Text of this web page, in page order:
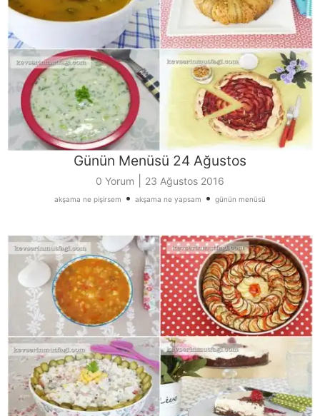
Günün Menüsü 24 Ağustos
0 Yorum 23 Ağustos 2016
akşama ne pişirsem • akşama ne yapsam • günün menüsü